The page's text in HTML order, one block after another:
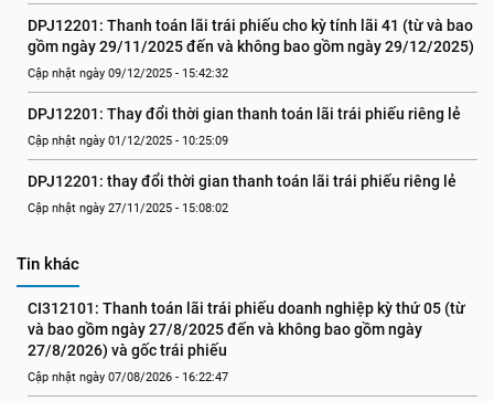
DPJ12201: Thanh toán lãi trái phiếu cho kỳ tính lãi 41 (từ và bao
gồm ngày 29/11/2025 đến và không bao gồm ngày 29/12/2025)
Cập nhật ngày 09/12/2025 - 15:42:32
DPJ12201: Thay đổi thời gian thanh toán lãi trái phiếu riêng lẻ
Cập nhật ngày 01/12/2025 - 10:25:09
DPJ12201: thay đổi thời gian thanh toán lãi trái phiếu riêng lẻ
Cập nhật ngày 27/11/2025 - 15:08:02
Tin khác
CI312101: Thanh toán lãi trái phiếu doanh nghiệp kỳ thứ 05 (từ
và bao gồm ngày 27/8/2025 đến và không bao gồm ngày
27/8/2026) và gốc trái phiếu
Cập nhật ngày 07/08/2026 - 16:22:47